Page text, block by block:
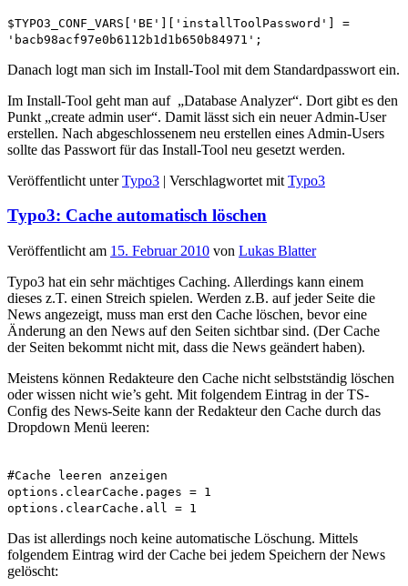
$TYPO3_CONF_VARS['BE']['installToolPassword'] =
'bacb98acf97e0b6112b1d1b650b84971';
Danach logt man sich im Install-Tool mit dem Standardpasswort ein.
Im Install-Tool geht man auf „Database Analyzer“. Dort gibt es den
Punkt „create admin user“. Damit lässt sich ein neuer Admin-User
erstellen. Nach abgeschlossenem neu erstellen eines Admin-Users
sollte das Passwort für das Install-Tool neu gesetzt werden.
Veröffentlicht unter Typo3 | Verschlagwortet mit Typo3
Typo3: Cache automatisch löschen
Veröffentlicht am 15. Februar 2010 von Lukas Blatter
Typo3 hat ein sehr mächtiges Caching. Allerdings kann einem
dieses z.T. einen Streich spielen. Werden z.B. auf jeder Seite die
News angezeigt, muss man erst den Cache löschen, bevor eine
Änderung an den News auf den Seiten sichtbar sind. (Der Cache
der Seiten bekommt nicht mit, dass die News geändert haben).
Meistens können Redakteure den Cache nicht selbstständig löschen
oder wissen nicht wie’s geht. Mit folgendem Eintrag in der TS-
Config des News-Seite kann der Redakteur den Cache durch das
Dropdown Menü leeren:
#Cache leeren anzeigen
options.clearCache.pages = 1
options.clearCache.all = 1
Das ist allerdings noch keine automatische Löschung. Mittels
folgendem Eintrag wird der Cache bei jedem Speichern der News
gelöscht: